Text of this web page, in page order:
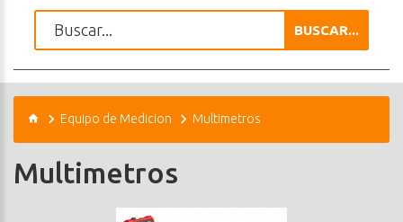
BUSCAR...
Equipo de Medicion Multimetros
Multimetros